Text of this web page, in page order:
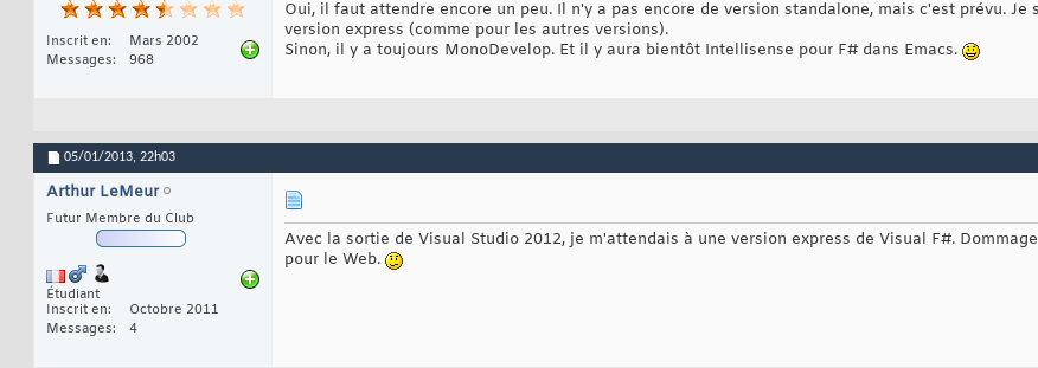
Inscrit en
Mars 2002
Messages
968
Oui, il faut attendre encore un peu. Il n'y a pas encore de version standalone, mais c'est prévu.
version express (comme pour les autres versions).
Sinon, il y a toujours MonoDevelop. Et il y aura bientôt Intellisense pour F# dans Emacs.
05/01/2013, 22h03
Arthur LeMeur
Futur Membre du Club
Étudiant
Inscrit en
Octobre 2011
Messages
4
Avec la sortie de Visual Studio 2012, je m'attendais à une version express de Visual F#.
pour le Web.